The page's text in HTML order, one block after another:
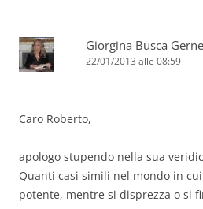
Giorgina Busca
22/01/2013 alle 08:59
Caro Roberto,
apologo stupendo nella sua
Quanti casi simili nel mondo in
potente, mentre si disprezza o si